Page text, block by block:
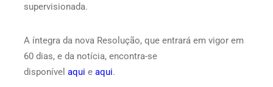
supervisionada.
A íntegra da nova Resolução, que entrará em vigor em
60 dias, e da notícia, encontra-se
disponívelaqui eaqui.